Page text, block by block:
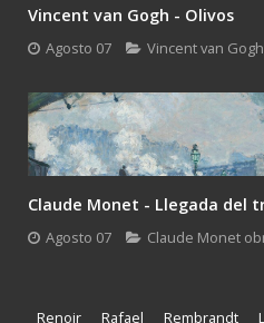
Vincent van Gogh - Olivos
Agosto 07 Vincent van
Claude Monet - Llegada del
Agosto 07 Claude Monet
Renoir Rafael Rembrandt